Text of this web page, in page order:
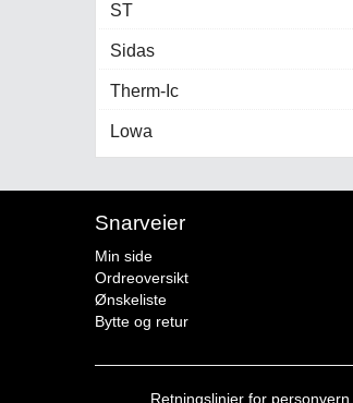
ST
Sidas
Therm-Ic
Lowa
Snarveier
Min side
Ordreoversikt
Ønskeliste
Bytte og retur
Retningslinjer for personvern